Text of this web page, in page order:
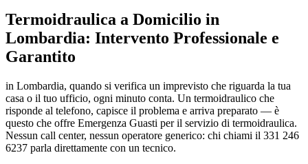
Termoidraulica a Domicilio in
Lombardia: Intervento Professionale e
Garantito
in Lombardia, quando si verifica un imprevisto che riguarda la tua
casa o il tuo ufficio, ogni minuto conta. Un termoidraulico che
risponde al telefono, capisce il problema e arriva preparato — è
questo che offre Emergenza Guasti per il servizio di termoidraulica.
Nessun call center, nessun operatore generico: chi chiami il 331 246
6237 parla direttamente con un tecnico.